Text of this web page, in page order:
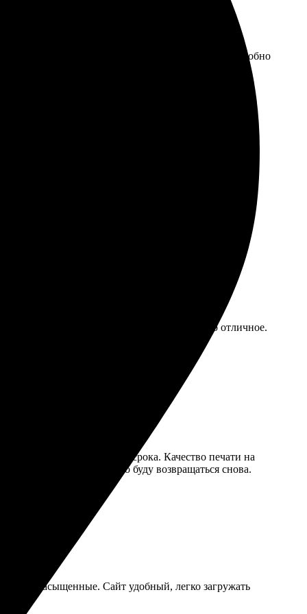
Выбор дизайна радует, все очень удобно
вернусь снова!
удобный интерфейс, быстрая доставка. Каждая
выглядят великолепно. Обязательно буду
шаблонов. Доставка быстрая, качество отличное.
пришла даже раньше срока. Качество печати на
доступно! Определённо буду возвращаться снова.
и насыщенные. Сайт удобный, легко загружать